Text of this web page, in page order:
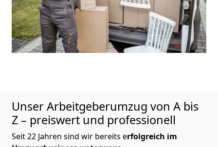
Unser Arbeitgeberumzug von A bis
Z – preiswert und professionell
Seit 22 Jahren sind wir bereits erfolgreich im